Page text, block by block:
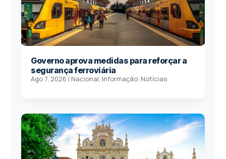
Governo aprova medidas para reforçar a
segurança ferroviária
Ago 7, 2026 | Nacional, Informação, Notícias